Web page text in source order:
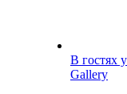
В гостях
Gallery